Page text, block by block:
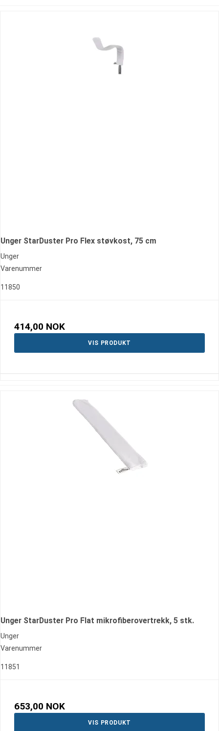
Unger StarDuster Pro Flex støvkost, 75 cm
Unger
Varenummer
11850
414,00 NOK
VIS PRODUKT
Unger StarDuster Pro Flat mikrofiberovertrekk, 5 stk.
Unger
Varenummer
11851
653,00 NOK
VIS PRODUKT